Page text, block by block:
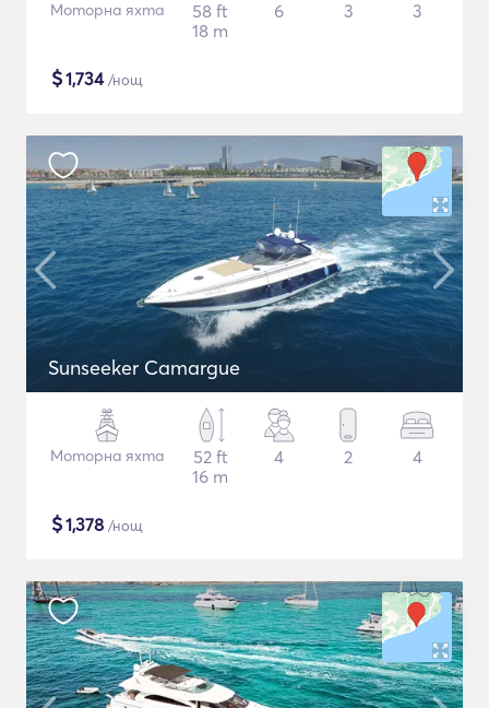
Моторна яхта
58 ft
18 m
6 3 3
$1,734/нощ
Sunseeker Camargue
Моторна яхта
52 ft
16 m
4 2 4
$1,378 /нощ